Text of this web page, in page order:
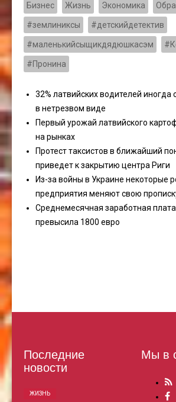
Бизнес Жизнь Экономика
#землиниксы #детскийдетектив
#маленькийсыщикдядюшкасэм
#Пронина
32% латвийских водителей иногда
в нетрезвом виде
Первый урожай латвийского
на рынках
Протест таксистов в ближайший
приведет к закрытию центра Риги
Из-за войны в Украине некоторые
предприятия меняют свою
Среднемесячная заработная
превысила 1800 евро
Последние
новости
ЖИЗНЬ
Мы в